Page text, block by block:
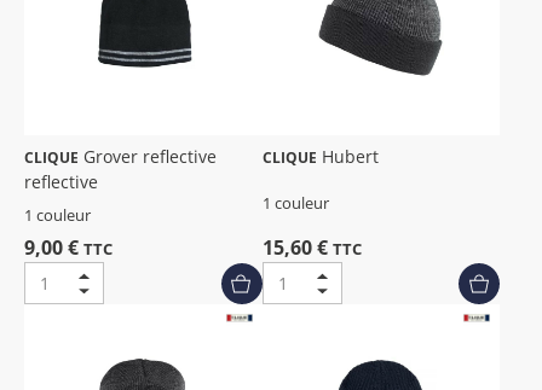
CLIQUE
reflective
1 couleur
9,00 € TTC
CLIQUE Hubert
1 couleur
15,60 € TTC